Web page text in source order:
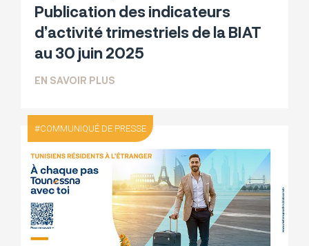
Publication des indicateurs
d’activité trimestriels de la BIAT
au 30 juin 2025
EN SAVOIR PLUS
COMMUNIQUÉ DE PRESSE